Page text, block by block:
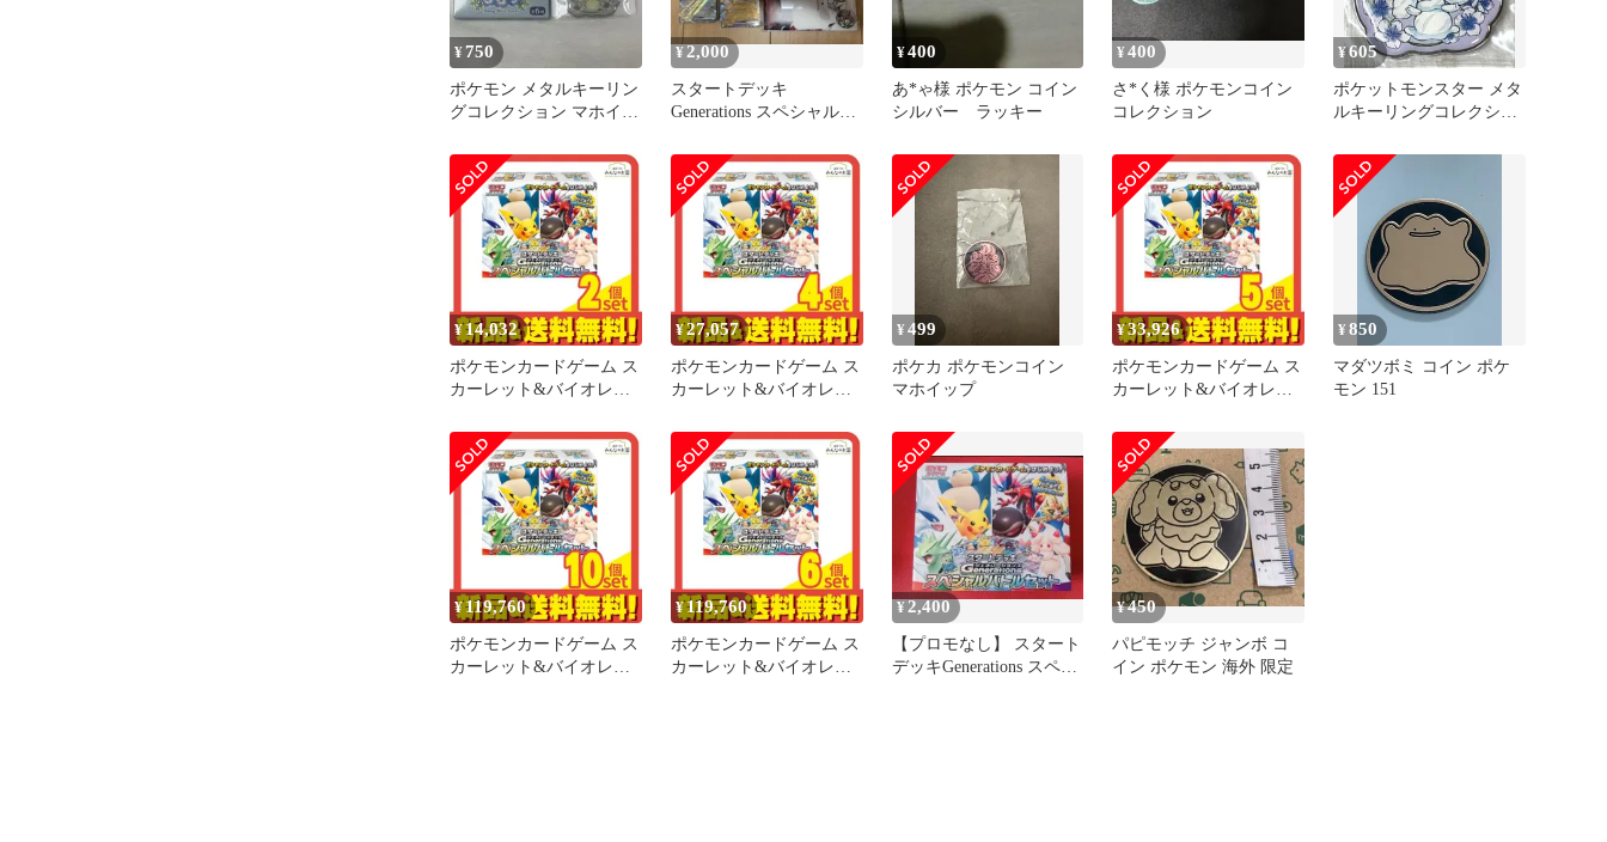
¥ 750
ポケモン メタルキーリン
グコレクション マホイッ
¥2,000
スタートデッキ
Generations スペシャルバ
なし
¥400
あ*ゃ様 ポケモン コイン
シルバー ラッキー
¥400
さ*く様 ポケモンコイン
コレクション
¥605
ポケットモンスター メタ
ルキーリングコレクショ
¥14,032
ポケモンカードゲーム ス
カーレット&バイオレッ
Generations スペシャルバ
トルセット 1組入 2個セ
ット まとめ売り
¥27,057
ポケモンカードゲーム ス
カーレット&バイオレッ
Generations スペシャルバ
トルセット 1組入 4個セ
ット まとめ売り
¥499
ポケカ ポケモンコイン
マホイップ
¥33,926
ポケモンカードゲーム ス
カーレット&バイオレッ
Generations スペシャルバ
トルセット 1組入 5個セ
ット まとめ売り
¥850
マダツボミ コイン ポケ
モン 151
¥119,760
ポケモンカードゲーム ス
カーレット&バイオレッ
¥119,760
ポケモンカードゲーム ス
カーレット&バイオレッ
¥2,400
【プロモなし】 スタート
デッキGenerations スペシ
¥450
パピモッチ ジャンボ コ
イン ポケモン 海外 限定